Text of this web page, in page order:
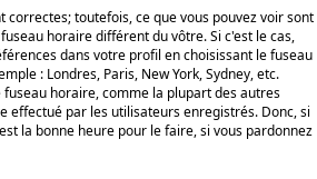
correctes; toutefois, ce que vous pouvez voir sont
horaire différent du vôtre. Si c'est le cas,
dans votre profil en choisissant le fuseau
: Londres, Paris, New York, Sydney, etc.
horaire, comme la plupart des autres
effectué par les utilisateurs enregistrés. Donc, si
la bonne heure pour le faire, si vous pardonnez